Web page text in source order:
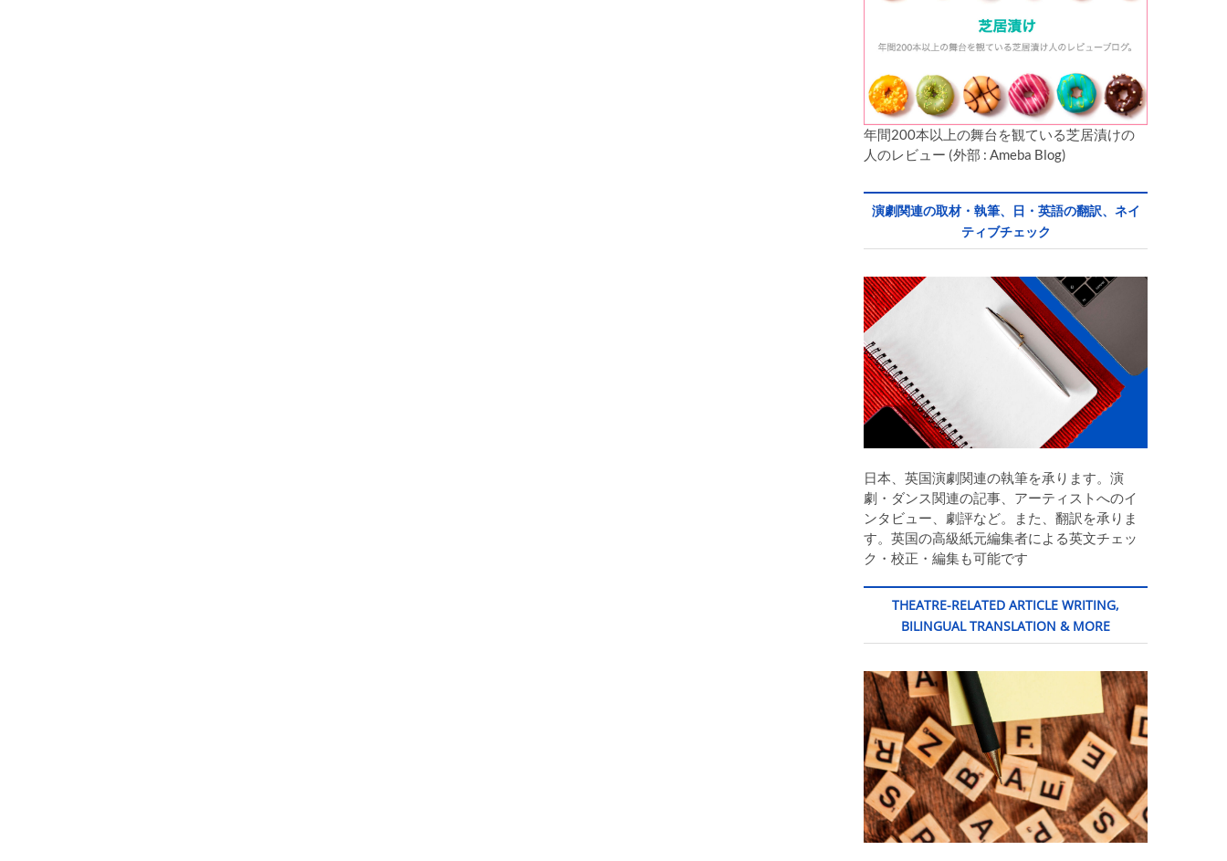
年間200本以上の舞台を観ている芝居漬けの
人のレビュー (外部 : Ameba Blog)
演劇関連の取材・執筆、日・英語の翻訳、ネイ
ティブチェック
日本、英国演劇関連の執筆を承ります。演
劇・ダンス関連の記事、アーティストへのイ
ンタビュー、劇評など。また、翻訳を承りま
す。英国の高級紙元編集者による英文チェッ
ク・校正・編集も可能です
THEATRE-RELATED ARTICLE WRITING,
BILINGUAL TRANSLATION & MORE